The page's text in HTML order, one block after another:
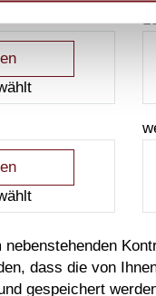
dass die von
gespeichert